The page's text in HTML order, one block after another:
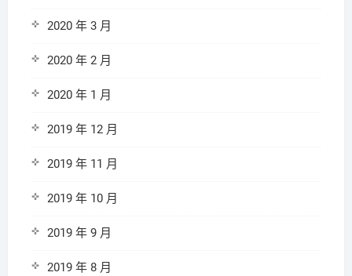
2020 年 3 月
2020 年 2 月
2020 年 1 月
2019 年 12 月
2019 年 11 月
2019 年 10 月
2019 年 9 月
2019 年 8 月